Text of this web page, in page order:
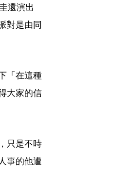
還演出
對是由同
「在這種
大家的信
只是不時
事的他遭